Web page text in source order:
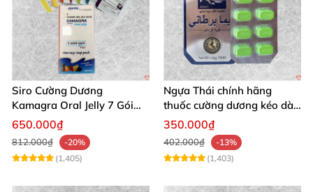
Siro Cường Dương
Kamagra Oral Jelly 7 Gói
Hương Trái Cây Tăng
Cường Sinh Lực Nam
650.000₫
812.000₫
-20%
(1,405)
Ngựa Thái chính hãng
thuốc cường dương kéo dài
thời gian cho Nam hộp 10
350.000₫
402.000₫
-13%
(1,403)